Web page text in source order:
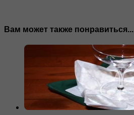
Вам может также понравиться...